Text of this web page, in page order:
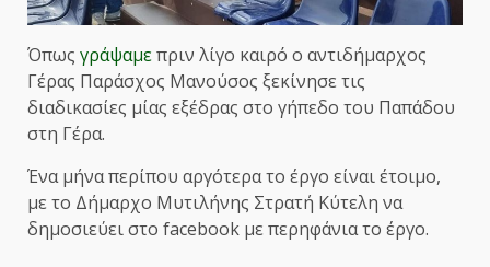
Όπως γράψαμεπριν λίγο καιρό ο αντιδήμαρχος
Γέρας Παράσχος Μανούσος ξεκίνησε τις
διαδικασίες μίας εξέδρας στο γήπεδο του Παπάδου
στη Γέρα.
Ένα μήνα περίπου αργότερα το έργο είναι έτοιμο,
με το Δήμαρχο Μυτιλήνης Στρατή Κύτελη να
δημοσιεύει στο facebook με περηφάνια το έργο.